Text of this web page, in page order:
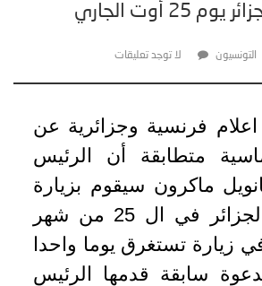
أوت الجاري
التونسيون لا توجد تعليقات
فرنسية وجزائرية عن
متطابقة أن الرئيس
ماكرون سيقوم بزيارة
رسمية الى الجزائر في ال 25 من شهر
زيارة تستغرق يوما واحدا
سابقة قدمها الرئيس